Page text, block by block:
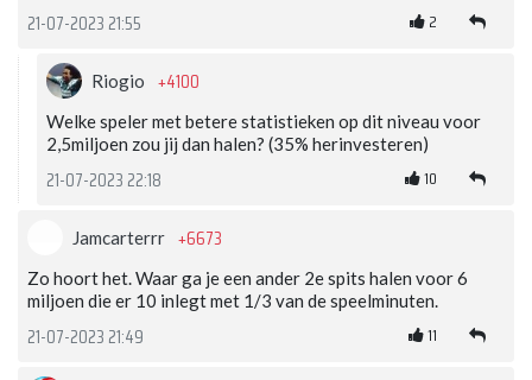
21-07-2023 21:55 2
Riogio +4100
Welke speler met betere statistieken op dit niveau voor
2,5miljoen zou jij dan halen? (35% herinvesteren)
21-07-2023 22:18 10
Jamcarterrr +6673
Zo hoort het. Waar ga je een ander 2e spits halen voor 6
miljoen die er 10 inlegt met 1/3 van de speelminuten.
21-07-2023 21:49 11